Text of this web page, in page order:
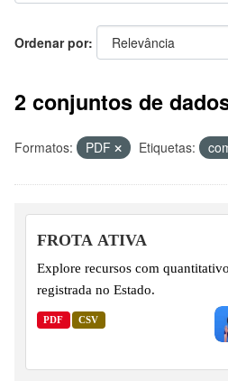
Ordenar por
2 conjuntos de
Formatos: PDF Etiquetas:
FROTA ATIVA
Explore recursos com
registrada no Estado.
PDF CSV